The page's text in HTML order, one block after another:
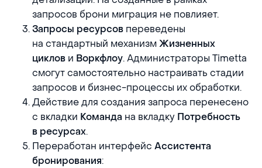
запросов брони миграция не повлияет.
Запросы ресурсов переведены
на стандартный механизмЖизненных
циклов и Воркфлоу. Администраторы Timetta
смогут самостоятельно настраивать стадии
запросов и бизнес-процессы их обработки.
Действие для создания запроса перенесено
с вкладки Команда на вкладку Потребность
в ресурсах.
Переработан интерфейсАссистента
бронирования: